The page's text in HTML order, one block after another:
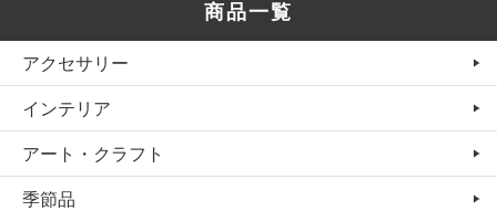
商品一覧
アクセサリー
インテリア
アート・クラフト
季節品